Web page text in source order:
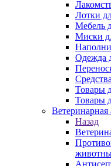
Лотки
Мебель
Миски
Одежда
Товары
Товары
Ветеринарная
Назад